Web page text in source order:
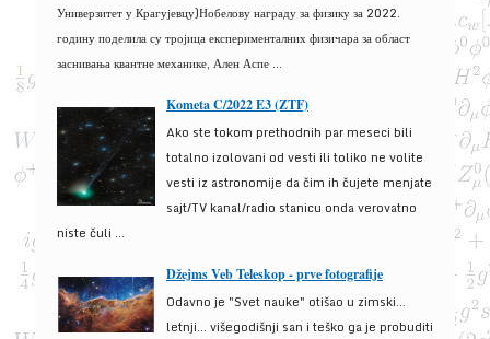
Универзитет у Крагујевцу)Нобелову награду за физику за 2022.
годину поделила су тројица експерименталних физичара за област
заснивања квантне механике, Ален Аспе ...
Kometa C/2022 E3 (ZTF)
Ako ste tokom prethodnih par meseci bili
totalno izolovani od vesti ili toliko ne volite
vesti iz astronomije da čim ih čujete menjate
sajt/TV kanal/radio stanicu onda verovatno
niste čuli ...
Džejms Veb Teleskop - prve fotografije
Odavno je "Svet nauke" otišao u zimski...
letnji... višegodišnji san i teško ga je probuditi